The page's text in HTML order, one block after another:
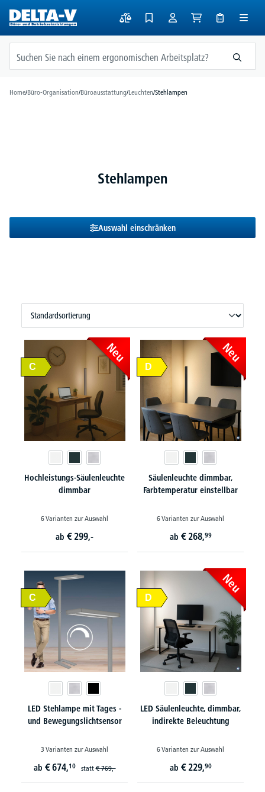
springen
Home/Büro-Organisation/Büroausstattung/Leuchten/Stehlampen
Stehlampen
Auswahl einschränken
C
Neu
Hochleistungs-Säulenleuchte
dimmbar
6 Varianten zur Auswahl
ab € 299,-
D
Neu
Säulenleuchte dimmbar,
Farbtemperatur einstellbar
6 Varianten zur Auswahl
ab € 268,99
C
LED Stehlampe mit Tages -
und Bewegungslichtsensor
3 Varianten zur Auswahl
ab € 674,10 statt€ 769,-
D
Neu
LED Säulenleuchte, dimmbar,
indirekte Beleuchtung
6 Varianten zur Auswahl
ab € 229,90